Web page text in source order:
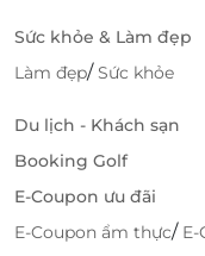
Truy cậpdealtoday
hấp dẫn, tuyệt vời
Sức khỏe & Làm đẹp
Làm đẹp/Sức khỏe
Du lịch - Khách sạn
Booking Golf
E-Coupon ưu đãi
E-Coupon ẩm thực/